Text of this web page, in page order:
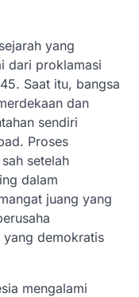
yang
dari proklamasi
Saat itu, bangsa
dan
sendiri
Proses
setelah
dalam
juang yang
yang demokratis
mengalami